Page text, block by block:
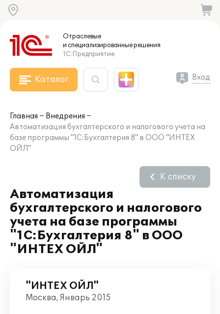
Отраслевые
и специализированныерешения
1С:Предприятие
Каталог Вход
Главная
Внедрения
Автоматизация бухгалтерского и налогового учета на
базе программы "1С:Бухгалтерия 8" в ООО "ИНТЕХ
ОЙЛ"
Автоматизация
бухгалтерского и налогового
учета на базе программы
"1С:Бухгалтерия 8" в ООО
"ИНТЕХ ОЙЛ"
К списку
"ИНТЕХ ОЙЛ"
Москва, Январь 2015